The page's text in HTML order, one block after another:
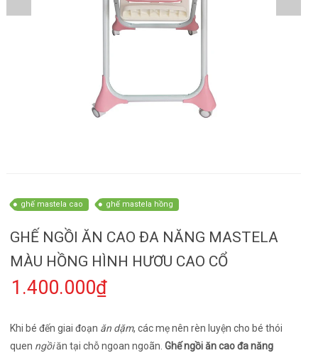
ghế mastela cao ghế mastela hồng
GHẾ NGỒI ĂN CAO ĐA NĂNG MASTELA
MÀU HỒNG HÌNH HƯƠU CAO CỔ
1.400.000₫
Khi bé đến giai đoạn ăn dặm, các mẹ nên rèn luyện cho bé thói
quen ngồiăn tại chỗ ngoan ngoãn. Ghế ngồi ăn cao đa năng